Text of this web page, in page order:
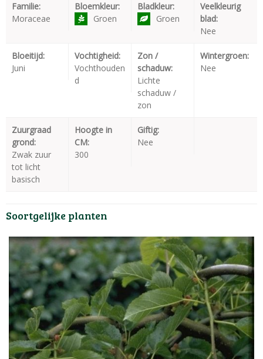
Familie:
Moraceae
Bloemkleur:
Groen
Bladkleur:
Groen
Veelkleurig
blad:
Nee
Bloeitijd:
Juni
Vochtigheid:
Vochthouden
d
Zon /
schaduw:
Lichte
schaduw /
zon
Wintergroen:
Nee
Zuurgraad
grond:
Zwak zuur
tot licht
basisch
Hoogte in
CM:
300
Giftig:
Nee
Soortgelijke planten